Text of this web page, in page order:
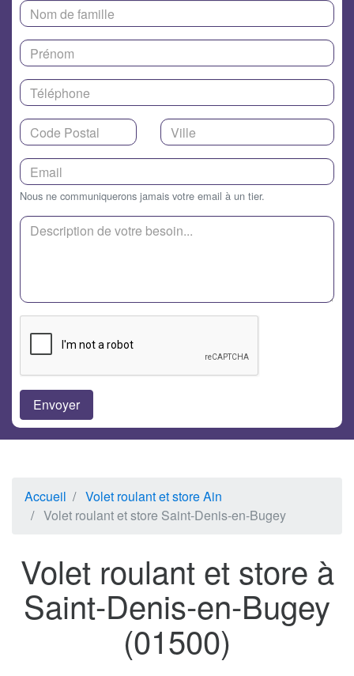
Nous ne communiquerons jamais votre email à un tier.
Accueil
Volet roulant et store Ain
Volet roulant et store Saint-Denis-en-Bugey
Volet roulant et store à
Saint-Denis-en-Bugey
(01500)